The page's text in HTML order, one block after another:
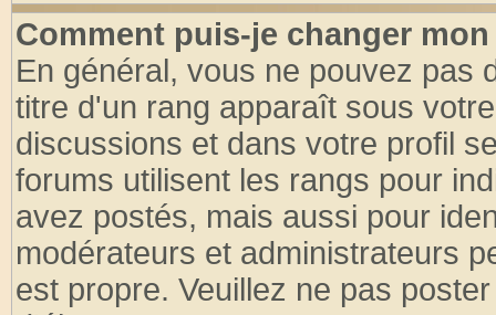
Comment puis-je changer
En général, vous ne pouvez pas
titre d'un rang apparaît sous
discussions et dans votre profil
forums utilisent les rangs pour
avez postés, mais aussi pour
modérateurs et administrateurs
est propre. Veuillez ne pas